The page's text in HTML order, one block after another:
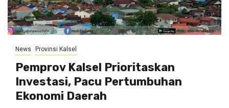
News Provinsi Kalsel
Pemprov Kalsel Prioritaskan
Investasi, Pacu Pertumbuhan
Ekonomi Daerah